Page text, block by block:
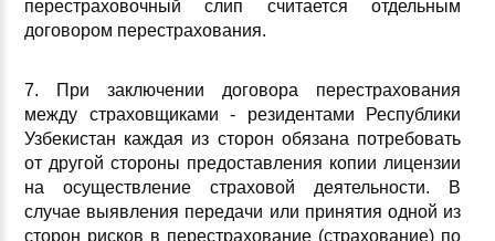
перестраховочный слип считается отдельным
договором перестрахования.
7. При заключении договора перестрахования
между страховщиками - резидентами Республики
Узбекистан каждая из сторон обязана потребовать
от другой стороны предоставления копии лицензии
на осуществление страховой деятельности. В
случае выявления передачи или принятия одной из
сторон рисков в перестрахование (страхование) по